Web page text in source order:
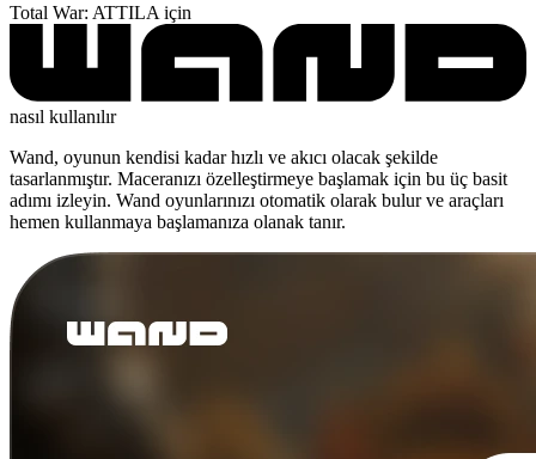
Total War: ATTILA için
nasıl kullanılır
Wand, oyunun kendisi kadar hızlı ve akıcı olacak şekilde
tasarlanmıştır. Maceranızı özelleştirmeye başlamak için bu üç basit
adımı izleyin. Wand oyunlarınızı otomatik olarak bulur ve araçları
hemen kullanmaya başlamanıza olanak tanır.